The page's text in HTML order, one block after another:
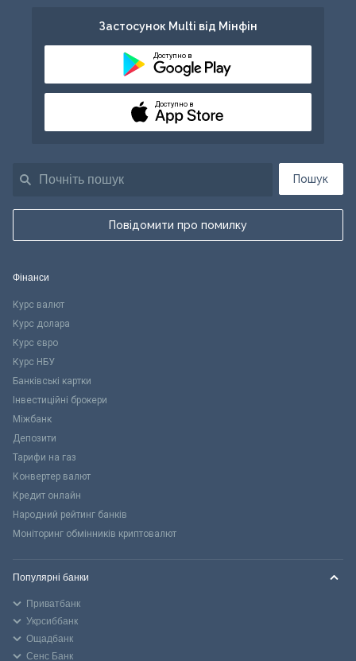
Пошук
Повідомити про помилку
Застосунок Multi від Мінфін
Доступно в
Доступно в
Фінанси
Курс валют
Курс долара
Курс євро
Курс НБУ
Банківські картки
Інвестиційні брокери
Міжбанк
Депозити
Тарифи на газ
Конвертер валют
Кредит онлайн
Народний рейтинг банків
Моніторинг обмінників криптовалют
Популярні банки
Приватбанк
Укрсиббанк
Ощадбанк
Сенс Банк